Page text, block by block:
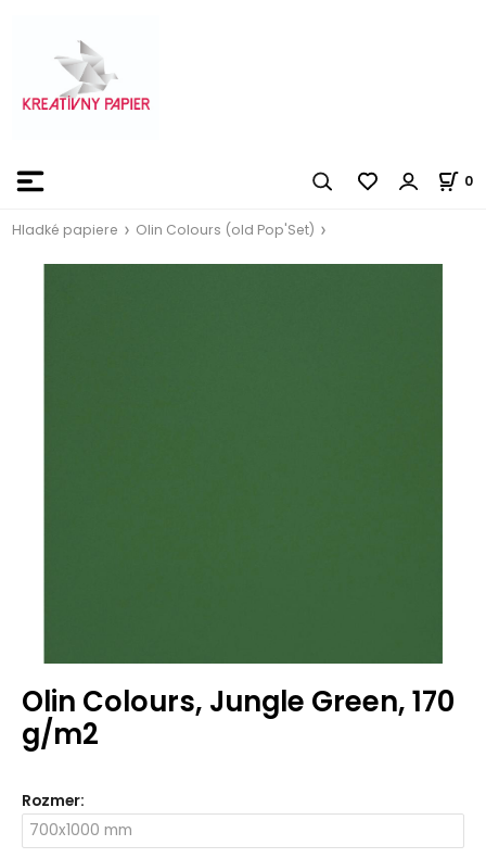
0
Hladké papiere Olin Colours (old Pop'Set)
Olin Colours, Jungle Green, 170
g/m2
Rozmer: